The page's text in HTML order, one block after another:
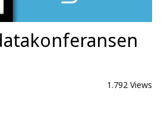
1.792 Views